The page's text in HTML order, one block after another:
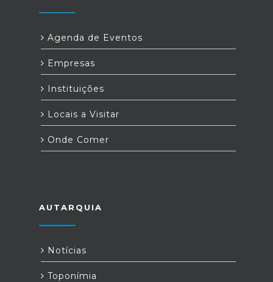
Agenda de Eventos
Empresas
Instituições
Locais a Visitar
Onde Comer
AUTARQUIA
Notícias
Toponímia